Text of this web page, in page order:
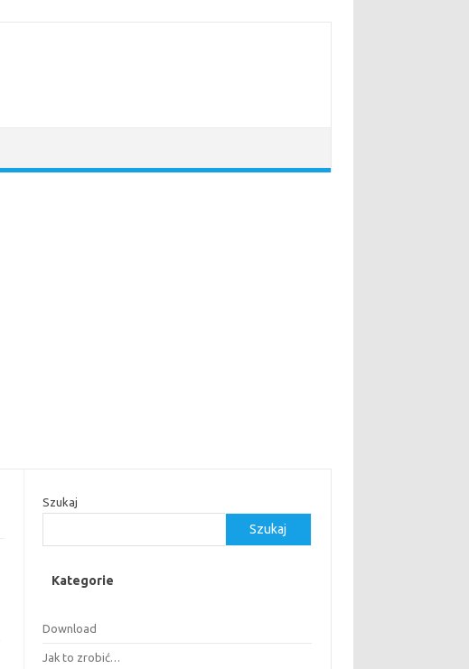
Szukaj
Szukaj
Kategorie
Download
Jak to zrobić…